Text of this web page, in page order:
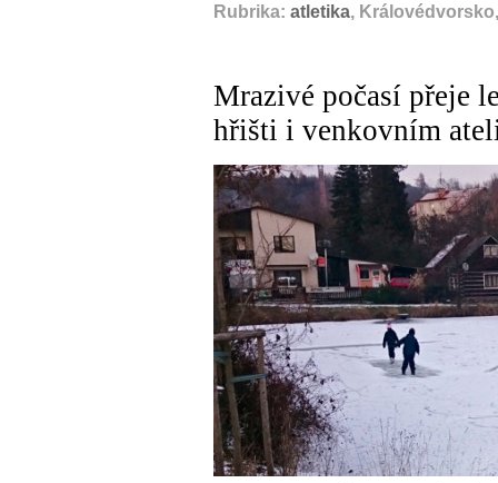
Rubrika: atletika,
Mrazivé počasí přeje
hřišti i venkovním